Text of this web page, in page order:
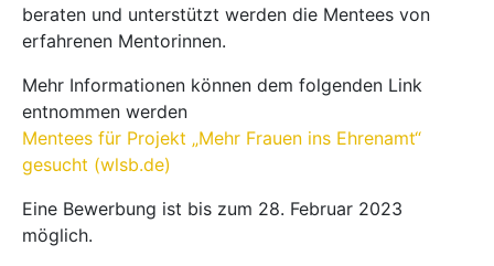
beraten und unterstützt werden die Mentees von
erfahrenen Mentorinnen.
Mehr Informationen können dem folgenden Link
entnommen werden
Mentees für Projekt „Mehr Frauen ins Ehrenamt“
gesucht (wlsb.de)
Eine Bewerbung ist bis zum 28. Februar 2023
möglich.